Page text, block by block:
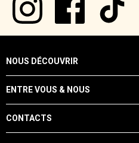
NOUS DÉCOUVRIR
ENTRE VOUS & NOUS
CONTACTS